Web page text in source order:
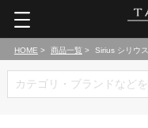
HOME 商品一覧 Sirius シリウス